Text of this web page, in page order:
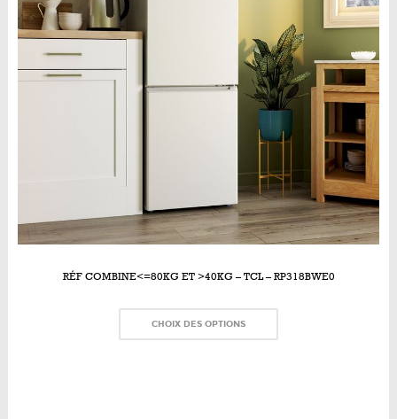
RÉF COMBINE<=80KG ET >40KG – TCL – RP318BWE0
CHOIX DES OPTIONS